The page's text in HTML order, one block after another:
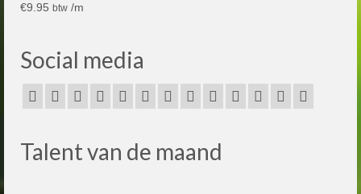
€9.95 btw /m
Social media
Talent van de maand